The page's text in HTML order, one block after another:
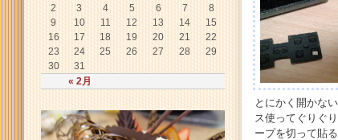
とにかく開かな
ス使ってぐりぐ
ープを切って貼
« 2月
2
3 4 5 6 7
8
9
10 11 12 13 14
15
16
17 18 19 20 21
22
23
24 25 26 27 28
29
30
31